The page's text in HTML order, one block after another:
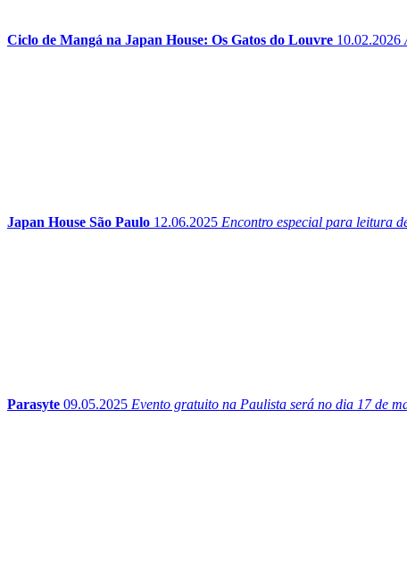
Ciclo de Mangá na Japan House: Os Gatos do Louvre 10.02.2026
Japan House São Paulo 12.06.2025 Encontro especial para leitura
Parasyte 09.05.2025 Evento gratuito na Paulista será no dia 17 de